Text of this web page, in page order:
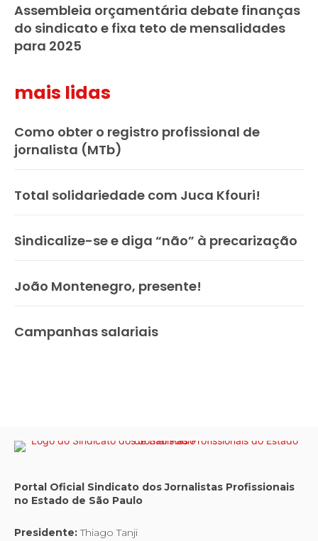
Assembleia orçamentária debate finanças
do sindicato e fixa teto de mensalidades
para 2025
mais lidas
Como obter o registro profissional de
jornalista (MTb)
Total solidariedade com Juca Kfouri!
Sindicalize-se e diga “não” à precarização
João Montenegro, presente!
Campanhas salariais
Portal Oficial Sindicato dos Jornalistas Profissionais
no Estado de São Paulo
Presidente:Thiago Tanji